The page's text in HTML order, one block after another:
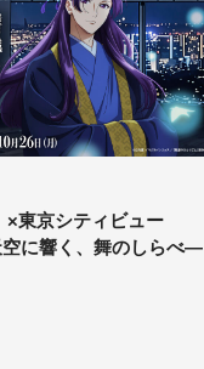
×東京シティビュー
に響く、舞のしらべ―